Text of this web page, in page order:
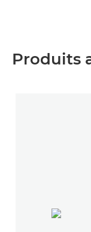
Produits